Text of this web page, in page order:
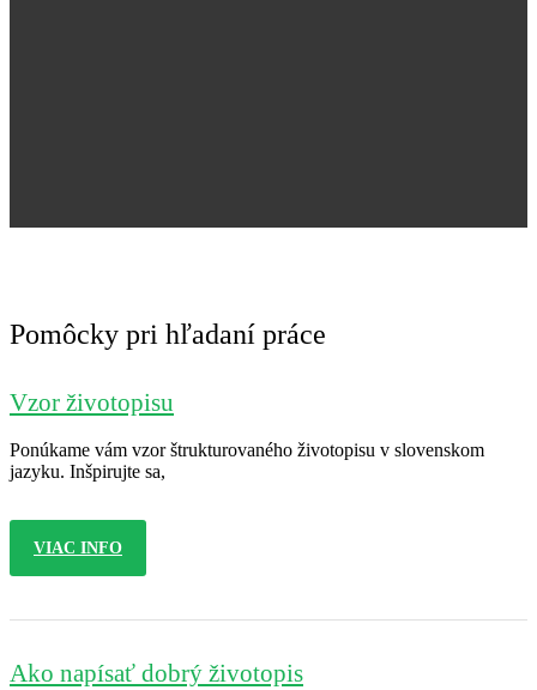
Pomôcky pri hľadaní práce
Vzor životopisu
Ponúkame vám vzor štrukturovaného životopisu v slovenskom
jazyku. Inšpirujte sa,
VIAC INFO
Ako napísať dobrý životopis